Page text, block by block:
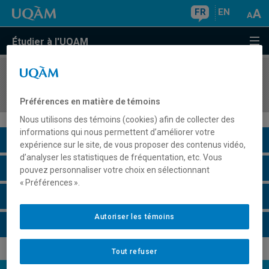
FR EN
Étudier à l'UQAM
COURS//
Description du cours
Horaire - Été 2026
Préférences en matière de témoins
Nous utilisons des témoins (cookies) afin de collecter des
informations qui nous permettent d’améliorer votre
expérience sur le site, de vous proposer des contenus vidéo,
d’analyser les statistiques de fréquentation, etc. Vous
pouvez personnaliser votre choix en sélectionnant
« Préférences ».
Tout refuser
Autoriser les témoins